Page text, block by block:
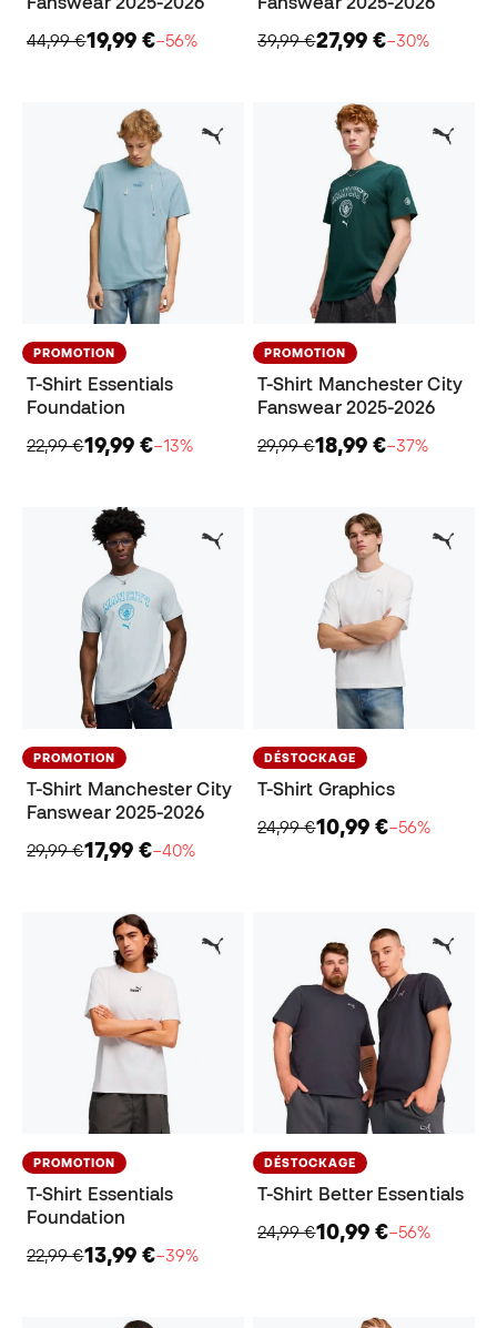
44,99 €19,99 €−56%
39,99 €27,99 €−30%
PROMOTION
T-Shirt Essentials
Foundation
22,99 €19,99 €−13%
PROMOTION
T-Shirt Manchester City
Fanswear 2025-2026
29,99 €18,99 €−37%
PROMOTION
T-Shirt Manchester City
Fanswear 2025-2026
29,99 €17,99 €−40%
DÉSTOCKAGE
T-Shirt Graphics
24,99 €10,99 €−56%
PROMOTION
T-Shirt Essentials
Foundation
22,99 €13,99 €−39%
DÉSTOCKAGE
T-Shirt Better Essentials
24,99 €10,99 €−56%